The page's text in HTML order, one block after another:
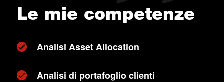
Le mie competenze
Analisi Asset Allocation
Analisi di portafoglio clienti